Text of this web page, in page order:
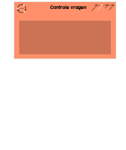
Controle vragen